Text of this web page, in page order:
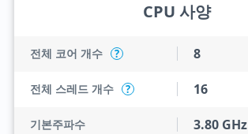
CPU 사양
전체 코어 개수 ? 8
전체 스레드 개수 ? 16
기본주파수 3.80 GHz